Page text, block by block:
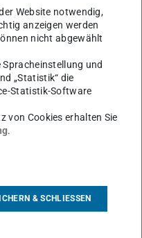
Präsentationen der
zahlreicher
anderem auch der
„Systemische Analyse
präsentiert wurde, bei
beteiligt war.
bei DI-
Kooperation mit dem
bearbeitet
von Prof.
vorgetragen, bei dem
den Projekterfolg
Website notwendig,
anzeigen werden
nicht abgewählt
und
„Statistik“ die
Statistik-Software
von Cookies erhalten Sie
.
& SCHLIESSEN